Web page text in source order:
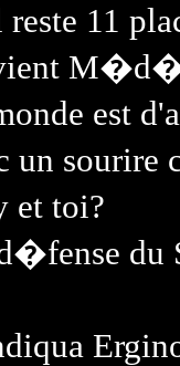
11
est
sourire
et toi?
du